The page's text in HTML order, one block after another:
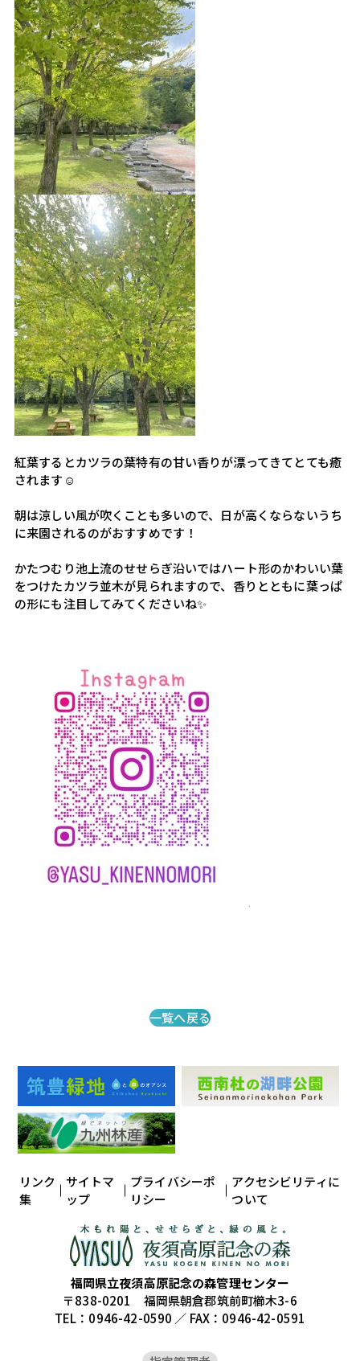
紅葉するとカツラの葉特有の甘い香りが漂ってきてとても癒
されます☺️
朝は涼しい風が吹くことも多いので、日が高くならないうち
に来園されるのがおすすめです！
かたつむり池上流のせせらぎ沿いではハート形のかわいい葉
をつけたカツラ並木が見られますので、香りとともに葉っぱ
の形にも注目してみてくださいね✨
一覧へ戻る
リンク
集
サイトマ
ップ
プライバシーポ
リシー
アクセシビリティに
ついて
福岡県立夜須高原記念の森管理センター
〒838-0201 福岡県朝倉郡筑前町櫛木3-6
TEL：0946-42-0590 ／ FAX：0946-42-0591